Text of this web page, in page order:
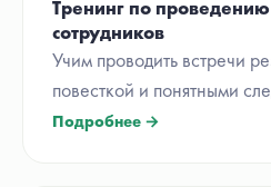
Тренинг по
сотрудников
Учим проводить встречи
повесткой и понятными
Подробнее →